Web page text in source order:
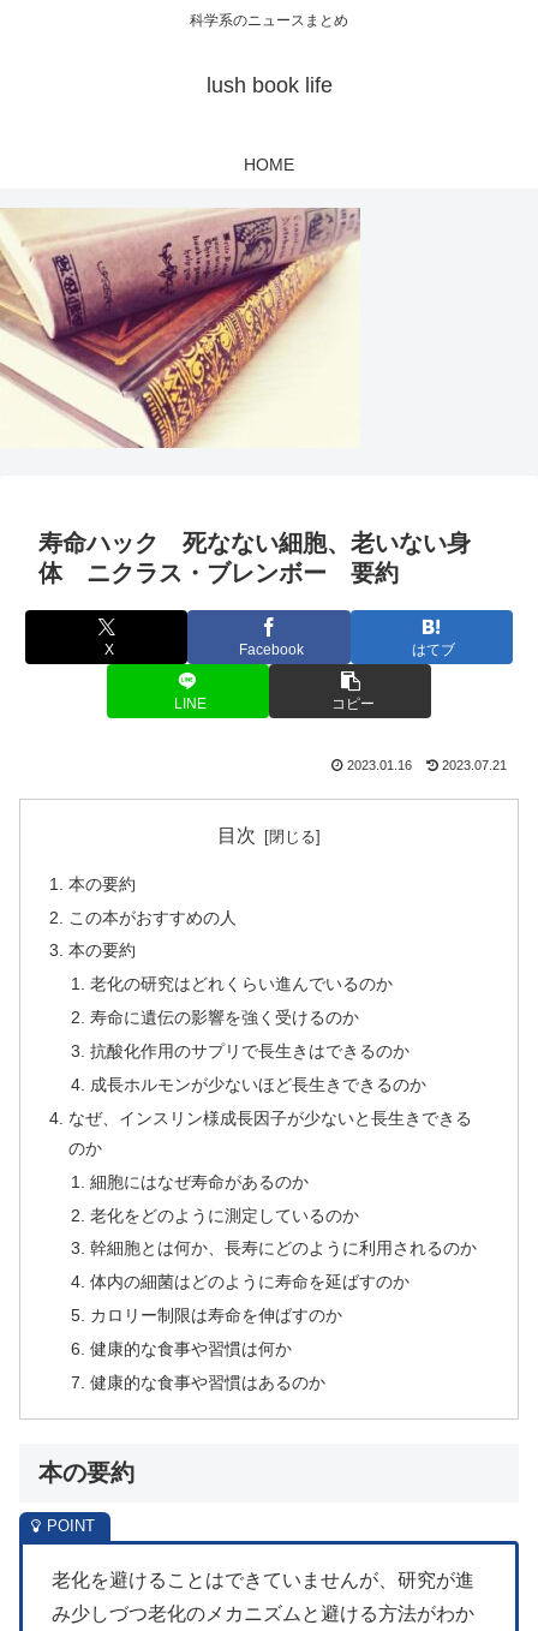
科学系のニュースまとめ
lush book life
HOME
寿命ハック 死なない細胞、老いない身
体 ニクラス・ブレンボー 要約
X Facebook はてブ
LINE コピー
2023.01.16 2023.07.21
目次
本の要約
この本がおすすめの人
本の要約
老化の研究はどれくらい進んでいるのか
寿命に遺伝の影響を強く受けるのか
抗酸化作用のサプリで長生きはできるのか
成長ホルモンが少ないほど長生きできるのか
なぜ、インスリン様成長因子が少ないと長生きできる
のか
細胞にはなぜ寿命があるのか
老化をどのように測定しているのか
幹細胞とは何か、長寿にどのように利用されるのか
体内の細菌はどのように寿命を延ばすのか
カロリー制限は寿命を伸ばすのか
健康的な食事や習慣は何か
健康的な食事や習慣はあるのか
本の要約
老化を避けることはできていませんが、研究が進
み少しづつ老化のメカニズムと避ける方法がわか